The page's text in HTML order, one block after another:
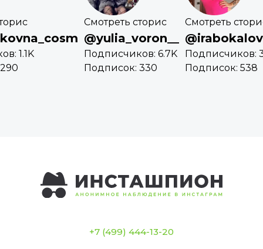
1.1K
Смотреть сторис
@yulia_voron__
Подписчиков: 6.7K
Подписок: 330
Смотреть
Подписчиков:
Подписок: 538
+7 (499) 444-13-20